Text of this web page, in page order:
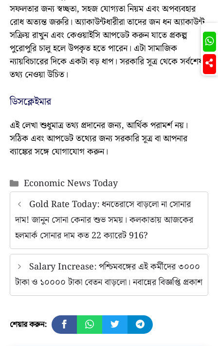
সফলতার জন্য স্বচ্ছতা, সহজ যোগ্যতা নিয়ম এবং অপব্যবহার
রোধ অত্যন্ত জরুরি। অ্যাকাউন্টধারীরা তাদের জন ধন অ্যাকাউন্ট
সক্রিয় রাখুন এবং কেওয়াইসি আপডেট করুন যাতে প্রকল্প
পুরোপুরি চালু হলে উপকৃত হতে পারেন। এটা সামাজিক
ন্যায়বিচারের দিকে একটা বড় ধাপ। সরকারি সূত্র থেকে সর্বশেষ
তথ্য নেওয়া উচিত।
ডিসক্লেইমার
এই লেখা শুধুমাত্র তথ্য প্রদানের জন্য, আর্থিক পরামর্শ নয়।
সঠিক এবং আপডেট তথ্যের জন্য সরকারি সূত্র বা আপনার
ব্যাঙ্কের সঙ্গে যোগাযোগ করুন।
Categories
Economic News Today
Gold Rate Today: ধনতেরাসে বাড়লো না সোনার
দাম! জানুন সোনা কেনার শুভ সময়। কলকাতায় আজকের
হলমার্ক সোনার দাম কত 22 ক্যারেট 916?
Salary Increase: পশ্চিমবঙ্গের এই কর্মীদের ৩০০০
টাকা ও ১০০০০ টাকা বেতন বাড়লো। নবান্নের বিজ্ঞপ্তি প্রকাশ
শেয়ার করুন: